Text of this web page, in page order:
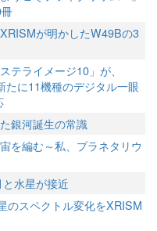
が明かしたW49Bの3
テライメージ10」が、
たに11機種のデジタル一眼
銀河誕生の常識
を編む～私、プラネタリウ
水星が接近
のスペクトル変化をXRISM